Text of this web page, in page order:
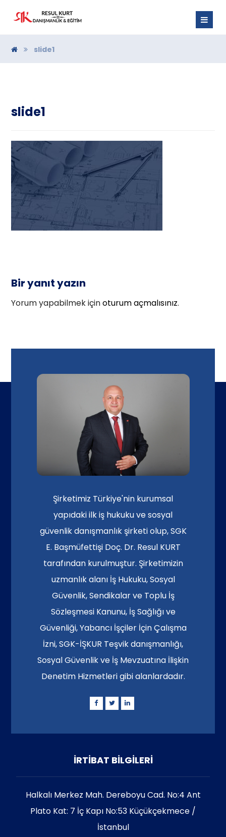
slide1
slide1
Bir yanıt yazın
Yorum yapabilmek içinoturum açmalısınız.
Şirketimiz Türkiye'nin kurumsal
yapıdaki ilk iş hukuku ve sosyal
güvenlik danışmanlık şirketi olup, SGK
E. Başmüfettişi Doç. Dr. Resul KURT
tarafından kurulmuştur. Şirketimizin
uzmanlık alanı İş Hukuku, Sosyal
Güvenlik, Sendikalar ve Toplu İş
Sözleşmesi Kanunu, İş Sağlığı ve
Güvenliği, Yabancı İşçiler İçin Çalışma
İzni, SGK-İŞKUR Teşvik danışmanlığı,
Sosyal Güvenlik ve İş Mevzuatına İlişkin
Denetim Hizmetleri gibi alanlardadır.
İRTİBAT BİLGİLERİ
Halkalı Merkez Mah. Dereboyu Cad. No:4 Ant
Plato Kat: 7 İç Kapı No:53 Küçükçekmece /
İstanbul